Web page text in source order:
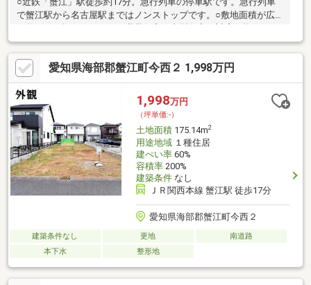
で蟹江駅から名古屋駅まではノンストップです。○敷地面積が広
また周辺は閑静な住宅街です。 ❖；近くに公園もあり、子育て
世代にも適しています。❖；建築条件ありません。お好きなハウ
スメーカーや工務店で建築が可能です。❖；住宅ローンや建築プ
ランのご相談も承ります。お気軽にお申し付けくださいませ。
愛知県海部郡蟹江町今西２ 1,998万円
1,998万円
（坪単価:-）
土地面積175.14m2
用途地域１種住居
建ぺい率60%
容積率200%
建築条件なし
ＪＲ関西本線 蟹江駅 徒歩17分
愛知県海部郡蟹江町今西２
建築条件なし 更地
南道路
本下水
整形地